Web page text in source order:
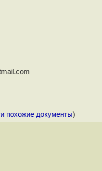
похожие документы)